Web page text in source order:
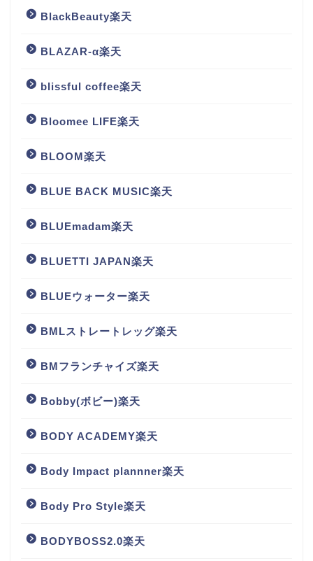
BlackBeauty楽天
BLAZAR-α楽天
blissful coffee楽天
Bloomee LIFE楽天
BLOOM楽天
BLUE BACK MUSIC楽天
BLUEmadam楽天
BLUETTI JAPAN楽天
BLUEウォーター楽天
BMLストレートレッグ楽天
BMフランチャイズ楽天
Bobby(ボビー)楽天
BODY ACADEMY楽天
Body Impact plannner楽天
Body Pro Style楽天
BODYBOSS2.0楽天